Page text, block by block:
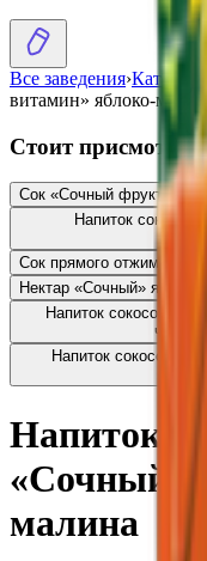
Все заведения›Каталог
витамин» яблоко-
Стоит
Сок «Сочный фрукт»
Напиток
Сок прямого отжима
Нектар «Сочный»
Напиток
Напиток
Напиток
«Сочный
малина